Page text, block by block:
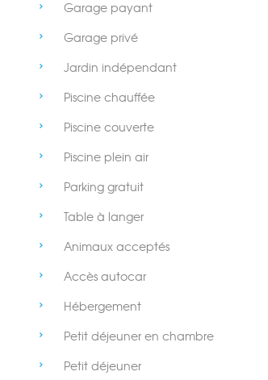
Garage payant
Garage privé
Jardin indépendant
Piscine chauffée
Piscine couverte
Piscine plein air
Parking gratuit
Table à langer
Animaux acceptés
Accès autocar
Hébergement
Petit déjeuner en chambre
Petit déjeuner